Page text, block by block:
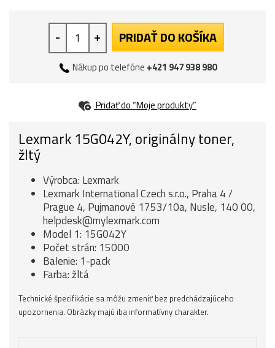
- + PRIDAŤ DO KOŠÍKA
Nákup po telefóne +421 947 938 980
Pridať do “Moje produkty”
Lexmark 15G042Y, originálny toner,
žltý
Výrobca: Lexmark
Lexmark International Czech s.r.o., Praha 4 /
Prague 4, Pujmanové 1753/10a, Nusle, 140 00,
helpdesk@mylexmark.com
Model 1: 15G042Y
Počet strán: 15000
Balenie: 1-pack
Farba: žltá
Technické špecifikácie sa môžu zmeniť bez predchádzajúceho
upozornenia. Obrázky majú iba informatívny charakter.